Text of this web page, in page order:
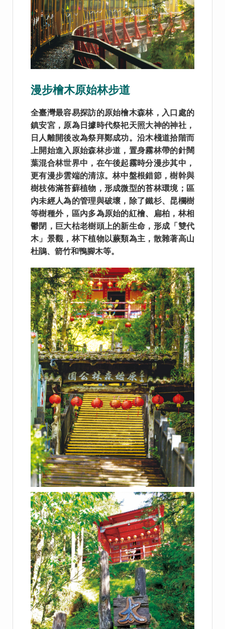
漫步檜木原始林步道
全臺灣最容易探訪的原始檜木森林，入口處的
鎮安宮，原為日據時代祭祀天照大神的神社，
日人離開後改為祭拜鄭成功。沿木棧道拾階而
上開始進入原始森林步道，置身霧林帶的針闊
葉混合林世界中，在午後起霧時分漫步其中，
更有漫步雲端的清涼。林中盤根錯節，樹幹與
樹枝佈滿苔蘚植物，形成微型的苔林環境；區
內未經人為的管理與破壞，除了鐵杉、昆欄樹
等樹種外，區內多為原始的紅檜、扁柏，林相
鬱閉，巨大枯老樹頭上的新生命，形成「雙代
木」景觀，林下植物以蕨類為主，散雜著高山
杜鵑、箭竹和鴨腳木等。